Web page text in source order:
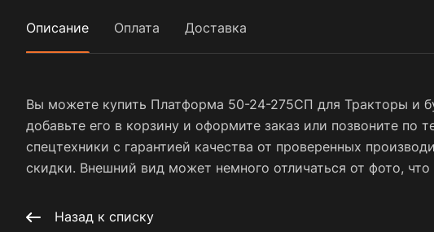
Описание Оплата Доставка
Вы можете купить Платформа 50-24-275СП для Тракторы и
добавьте его в корзину и оформите заказ или позвоните по
спецтехники с гарантией качества от проверенных
скидки. Внешний вид может немного отличаться от фото, что
Назад к списку